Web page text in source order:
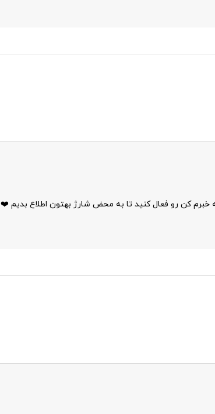
کن رو فعال کنید تا به محض شارژ بهتون اطلاع بدیم ❤️